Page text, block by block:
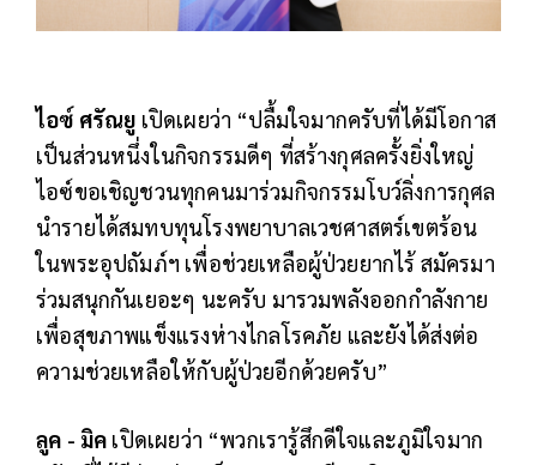
ไอซ์ ศรัณยู เปิดเผยว่า “ปลื้มใจมากครับที่ได้มีโอกาส
เป็นส่วนหนึ่งในกิจกรรมดีๆ ที่สร้างกุศลครั้งยิ่งใหญ่
ไอซ์ขอเชิญชวนทุกคนมาร่วมกิจกรรมโบว์ลิ่งการกุศล
นำรายได้สมทบทุนโรงพยาบาลเวชศาสตร์เขตร้อน
ในพระอุปถัมภ์ฯ เพื่อช่วยเหลือผู้ป่วยยากไร้ สมัครมา
ร่วมสนุกกันเยอะๆ นะครับ มารวมพลังออกกำลังกาย
เพื่อสุขภาพแข็งแรงห่างไกลโรคภัย และยังได้ส่งต่อ
ความช่วยเหลือให้กับผู้ป่วยอีกด้วยครับ”
ลูค - มิค เปิดเผยว่า “พวกเรารู้สึกดีใจและภูมิใจมาก